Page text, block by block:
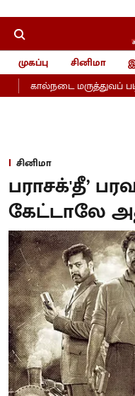
முகப்பு சினிமா
மருத்துவப் படிப்பு -
சினிமா
பராசக்'தீ’
கேட்டாலே